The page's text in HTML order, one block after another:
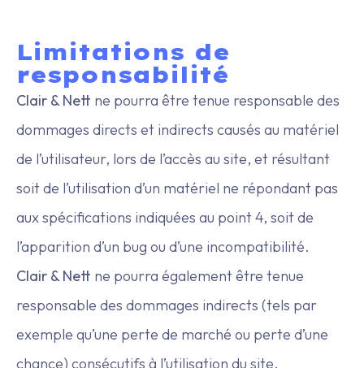
‍Limitations de
responsabilité
Clair & Nett ne pourra être tenue responsable des
dommages directs et indirects causés au matériel
de l’utilisateur, lors de l’accès au site, et résultant
soit de l’utilisation d’un matériel ne répondant pas
aux spécifications indiquées au point 4, soit de
l’apparition d’un bug ou d’une incompatibilité.
Clair & Nett ne pourra également être tenue
responsable des dommages indirects (tels par
exemple qu’une perte de marché ou perte d’une
chance) consécutifs à l’utilisation du site.